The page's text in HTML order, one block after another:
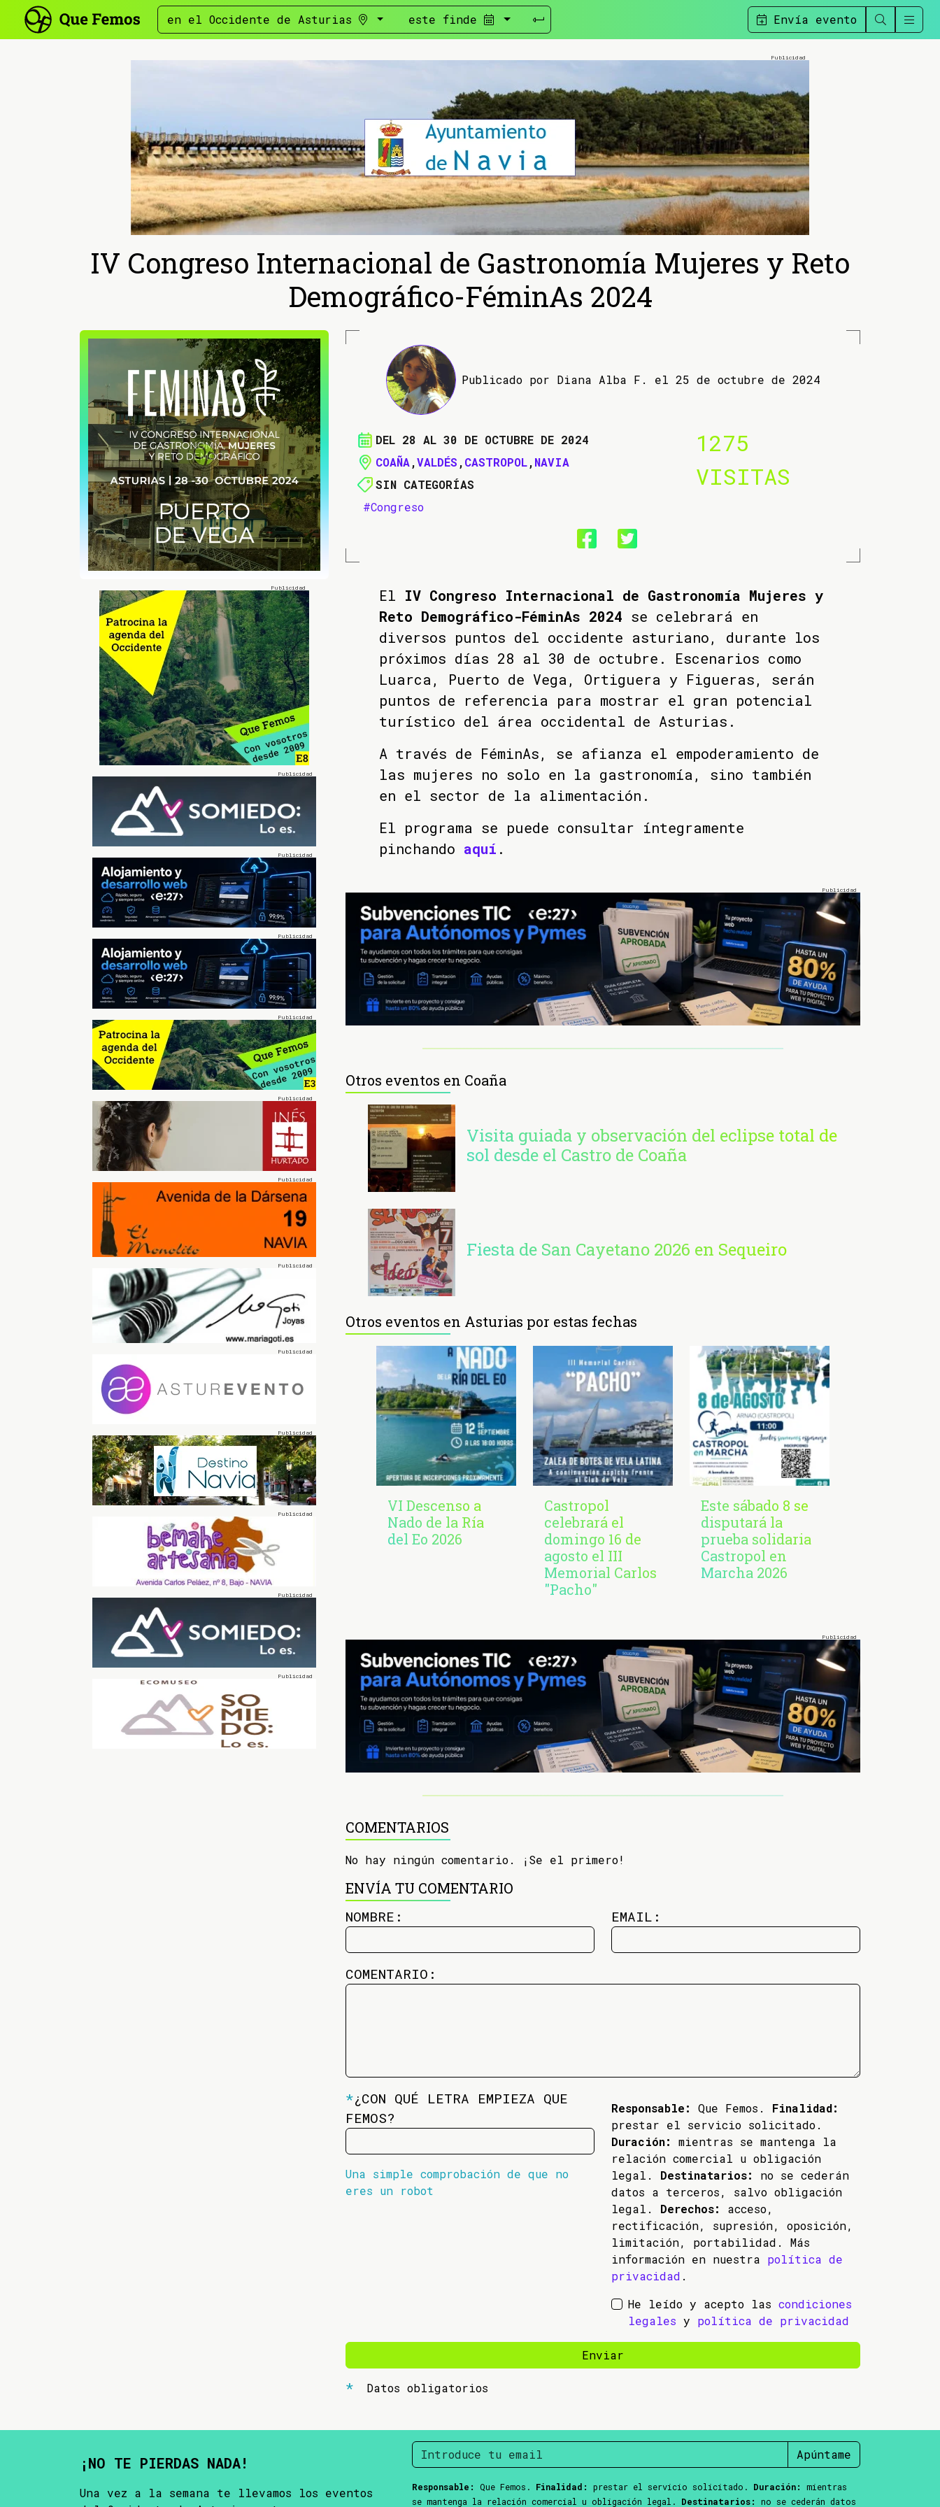
en el Occidente de Asturias este finde Envía evento
IV Congreso Internacional de Gastronomía Mujeres y Reto
Demográfico-FéminAs 2024
Publicado por Diana Alba F. el 25 de octubre de 2024
DEL 28 AL 30 DE OCTUBRE DE 2024
COAÑA,VALDÉS ,CASTROPOL,NAVIA
SIN CATEGORÍAS
#Congreso
1275
VISITAS
El IV Congreso Internacional de Gastronomía Mujeres y
Reto Demográfico-FéminAs 2024 se celebrará en
diversos puntos del occidente asturiano, durante los
próximos días 28 al 30 de octubre. Escenarios como
Luarca, Puerto de Vega, Ortiguera y Figueras, serán
puntos de referencia para mostrar el gran potencial
turístico del área occidental de Asturias.
A través de FéminAs, se afianza el empoderamiento de
las mujeres no solo en la gastronomía, sino también
en el sector de la alimentación.
El programa se puede consultar íntegramente
pinchando aquí .
Otros eventos en Coaña
Visita guiada y observación del eclipse total de
sol desde el Castro de Coaña
Fiesta de San Cayetano 2026 en Sequeiro
Otros eventos en Asturias por estas fechas
VI Descenso a
Nado de la Ría
del Eo 2026
Castropol
celebrará el
domingo 16 de
agosto el III
Memorial Carlos
"Pacho"
Este sábado 8 se
disputará la
prueba solidaria
Castropol en
Marcha 2026
COMENTARIOS
No hay ningún comentario. ¡Se el primero!
ENVÍA TU COMENTARIO
NOMBRE: EMAIL:
COMENTARIO:
*¿CON QUÉ LETRA EMPIEZA QUE
FEMOS?
Una simple comprobación de que no
eres un robot
Responsable: Que Femos. Finalidad:
prestar el servicio solicitado.
Duración:
mientras se mantenga la
relación comercial u obligación
legal. Destinatarios:
no se cederán
datos a terceros, salvo obligación
legal. Derechos:
acceso,
rectificación, supresión, oposición,
limitación, portabilidad. Más
información en nuestra política de
privacidad .
He leído y acepto las condiciones
legales y política de privacidad
Enviar
Datos obligatorios
¡NO TE PIERDAS NADA!
Una vez a la semana te llevamos los eventos
Apúntame
Responsable: Que Femos. Finalidad: prestar el servicio solicitado. Duración:
mientras
se mantenga la relación comercial u obligación legal. Destinatarios: no se cederán datos